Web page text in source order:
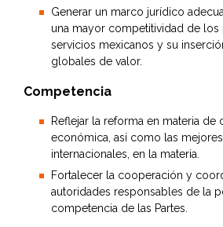
Generar un marco jurídico
una mayor competitividad de los
servicios mexicanos y su
globales de valor.
Competencia
Reflejar la reforma en materia de
económica, así como las
internacionales, en la materia.
Fortalecer la cooperación y
autoridades responsables de la
competencia de las Partes.